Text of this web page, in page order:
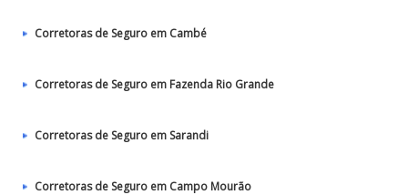
Corretoras de Seguro em Cambé
Corretoras de Seguro em Fazenda Rio Grande
Corretoras de Seguro em Sarandi
Corretoras de Seguro em Campo Mourão